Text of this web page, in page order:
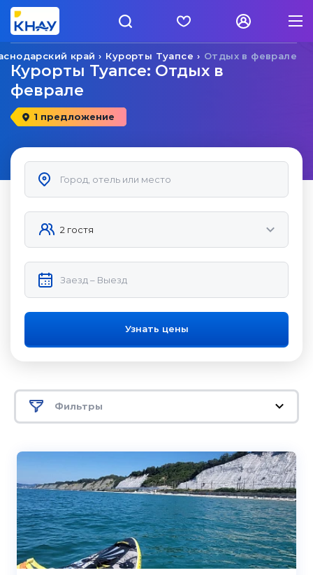
Отдых в феврале
Курорты Туапсе
край
Курорты Туапсе: Отдых в
феврале
1 предложение
Узнать цены
Фильтры